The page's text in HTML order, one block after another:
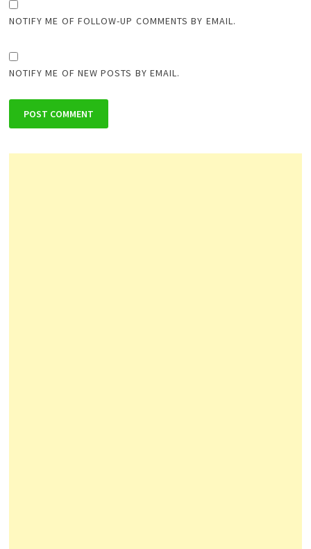
NOTIFY ME OF FOLLOW-UP COMMENTS BY EMAIL.
NOTIFY ME OF NEW POSTS BY EMAIL.